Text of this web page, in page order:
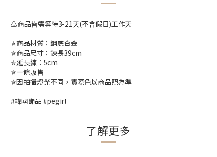
⚠️商品皆需等待3-21天(不含假日)工作天
✯商品材質：鋼底合金
✯商品尺寸：鍊長39cm
✯延長練：5cm
✯一條販售
✯因拍攝燈光不同，實際色以商品照為準
#韓國飾品 #pegirl
了解更多